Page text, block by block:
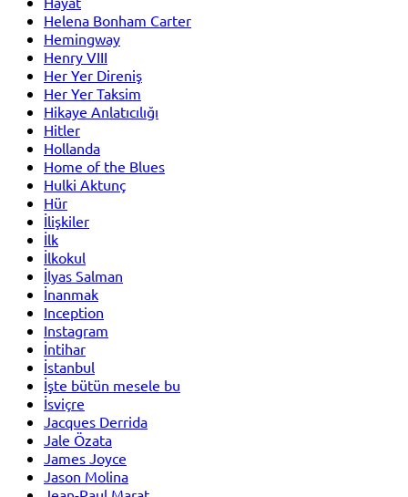
Helena Bonham Carter
Hemingway
Henry VIII
Her Yer Direniş
Her Yer Taksim
Hikaye Anlatıcılığı
Hitler
Hollanda
Home of the Blues
Hulki Aktunç
Hür
İlişkiler
İlk
İlkokul
İlyas Salman
İnanmak
Inception
Instagram
İntihar
İstanbul
İşte bütün mesele bu
İsviçre
Jacques Derrida
Jale Özata
James Joyce
Jason Molina